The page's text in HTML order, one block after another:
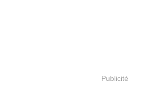
Publicité